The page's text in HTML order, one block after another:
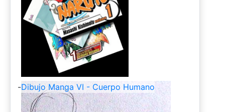
-Dibujo Manga VI - Cuerpo Humano